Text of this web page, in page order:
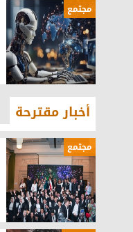
مجتمع
أخبار مقترحة
مجتمع